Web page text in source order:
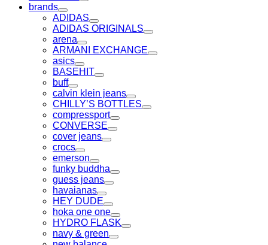
Toggle
brands
Toggle
ADIDAS
Toggle
ADIDAS ORIGINALS
Toggle
arena
Toggle
ARMANI EXCHANGE
Toggle
asics
Toggle
BASEHIT
Toggle
buff
Toggle
calvin klein jeans
Toggle
CHILLY’S BOTTLES
Toggle
compressport
Toggle
CONVERSE
Toggle
cover jeans
Toggle
crocs
Toggle
emerson
Toggle
funky buddha
Toggle
guess jeans
Toggle
havaianas
Toggle
HEY DUDE
Toggle
hoka one one
Toggle
HYDRO FLASK
Toggle
navy & green
Toggle